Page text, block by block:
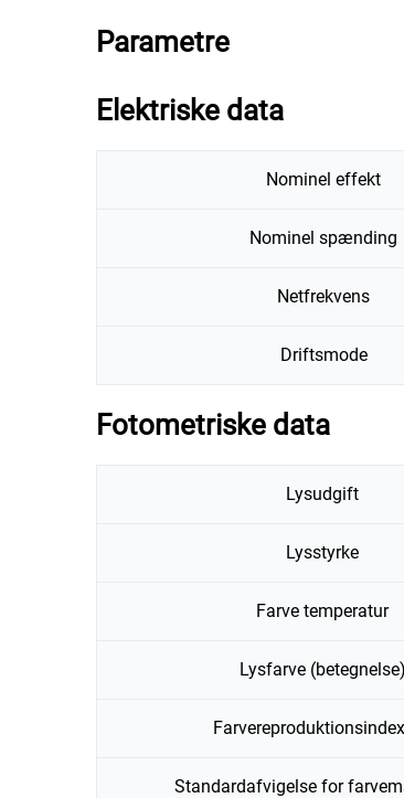
Parametre
Elektriske data
Nominel effekt
Nominel spænding
Netfrekvens
Driftsmode
Fotometriske data
Lysudgift
Lysstyrke
Farve temperatur
Lysfarve (betegnelse)
Standardafvigelse for